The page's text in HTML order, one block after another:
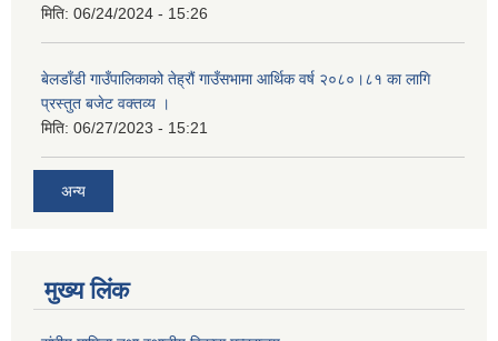
मिति: 06/24/2024 - 15:26
बेलडाँडी गाउँपालिकाको तेह्रौं गाउँसभामा आर्थिक वर्ष २०८०।८१ का लागि
प्रस्तुत बजेट वक्तव्य ।
मिति: 06/27/2023 - 15:21
अन्य
मुख्य लिंक